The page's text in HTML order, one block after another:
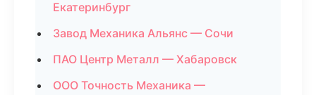
Екатеринбург
Завод Механика Альянс — Сочи
ПАО Центр Металл — Хабаровск
ООО Точность Механика —